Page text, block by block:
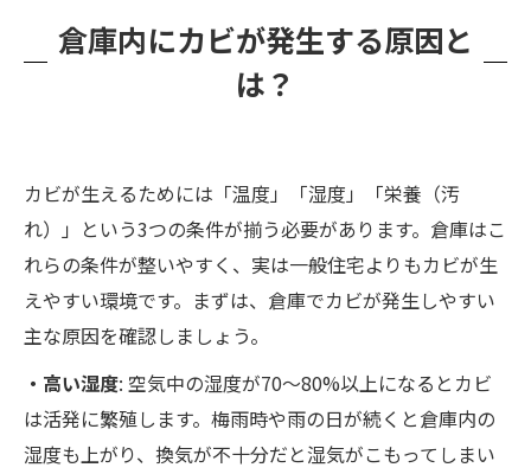
プロのカビ除去業者に依頼するメリットと安心
倉庫内にカビが発生する原因と
は？
カビが生えるためには「温度」「湿度」「栄養（汚
れ）」という3つの条件が揃う必要があります。倉庫はこ
れらの条件が整いやすく、実は一般住宅よりもカビが生
えやすい環境です。まずは、倉庫でカビが発生しやすい
主な原因を確認しましょう。
・高い湿度: 空気中の湿度が70～80%以上になるとカビ
は活発に繁殖します。梅雨時や雨の日が続くと倉庫内の
湿度も上がり、換気が不十分だと湿気がこもってしまい